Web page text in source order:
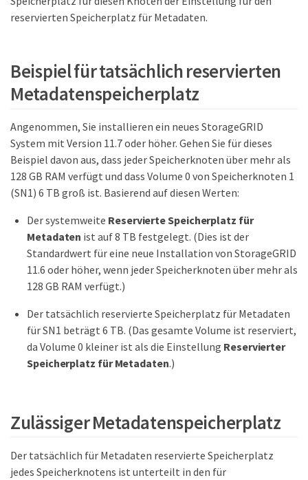
reservierten Speicherplatz für Metadaten.
Beispiel für tatsächlich reservierten
Metadatenspeicherplatz
Angenommen, Sie installieren ein neues StorageGRID
System mit Version 11.7 oder höher. Gehen Sie für dieses
Beispiel davon aus, dass jeder Speicherknoten über mehr als
128 GB RAM verfügt und dass Volume 0 von Speicherknoten 1
(SN1) 6 TB groß ist. Basierend auf diesen Werten:
Der systemweite Reservierte Speicherplatz für
Metadaten ist auf 8 TB festgelegt. (Dies ist der
Standardwert für eine neue Installation von StorageGRID
11.6 oder höher, wenn jeder Speicherknoten über mehr als
128 GB RAM verfügt.)
Der tatsächlich reservierte Speicherplatz für Metadaten
für SN1 beträgt 6 TB. (Das gesamte Volume ist reserviert,
da Volume 0 kleiner ist als die Einstellung Reservierter
Speicherplatz für Metadaten.)
Zulässiger Metadatenspeicherplatz
Der tatsächlich für Metadaten reservierte Speicherplatz
jedes Speicherknotens ist unterteilt in den für